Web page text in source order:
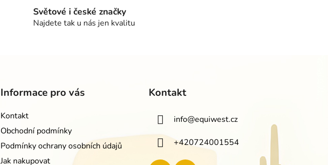
á
d
a
v
k
i
Světové i české značky
Najdete tak u nás jen kvalitu
Informace pro vás
Kontakt
Obchodní podmínky
Podmínky ochrany osobních údajů
Jak nakupovat
Kontakt
info@equiwest.cz
+420724001554